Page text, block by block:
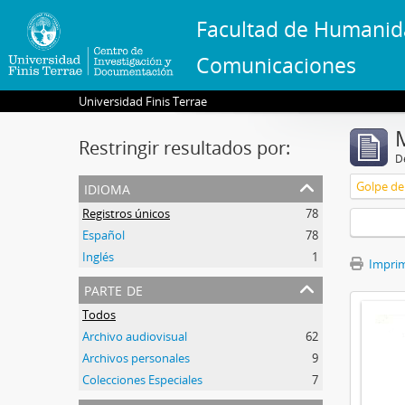
Facultad de
Comunicaciones
Universidad Finis Terrae
Restringir resultados por:
idioma
Registros únicos
78
Español
78
Inglés
1
parte de
Todos
Archivo audiovisual
62
Archivos personales
9
Colecciones Especiales
7
Golpe